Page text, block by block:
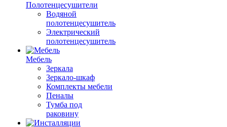
Полотенцесушители
Водяной
полотенцесушитель
Электрический
полотенцесушитель
Мебель
Зеркала
Зеркало-шкаф
Комплекты мебели
Пеналы
Тумба под
раковину